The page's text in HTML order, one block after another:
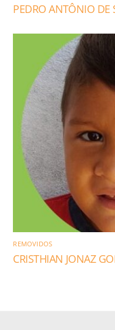
PEDRO ANTÔNIO DE
REMOVIDOS
CRISTHIAN JONAZ